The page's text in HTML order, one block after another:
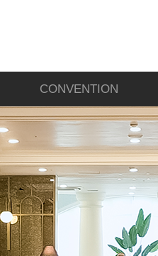
CONVENTION